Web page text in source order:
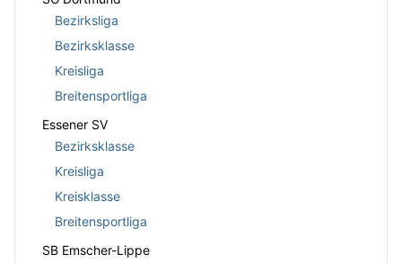
Bezirksliga
Bezirksklasse
Kreisliga
Breitensportliga
Essener SV
Bezirksklasse
Kreisliga
Kreisklasse
Breitensportliga
SB Emscher-Lippe